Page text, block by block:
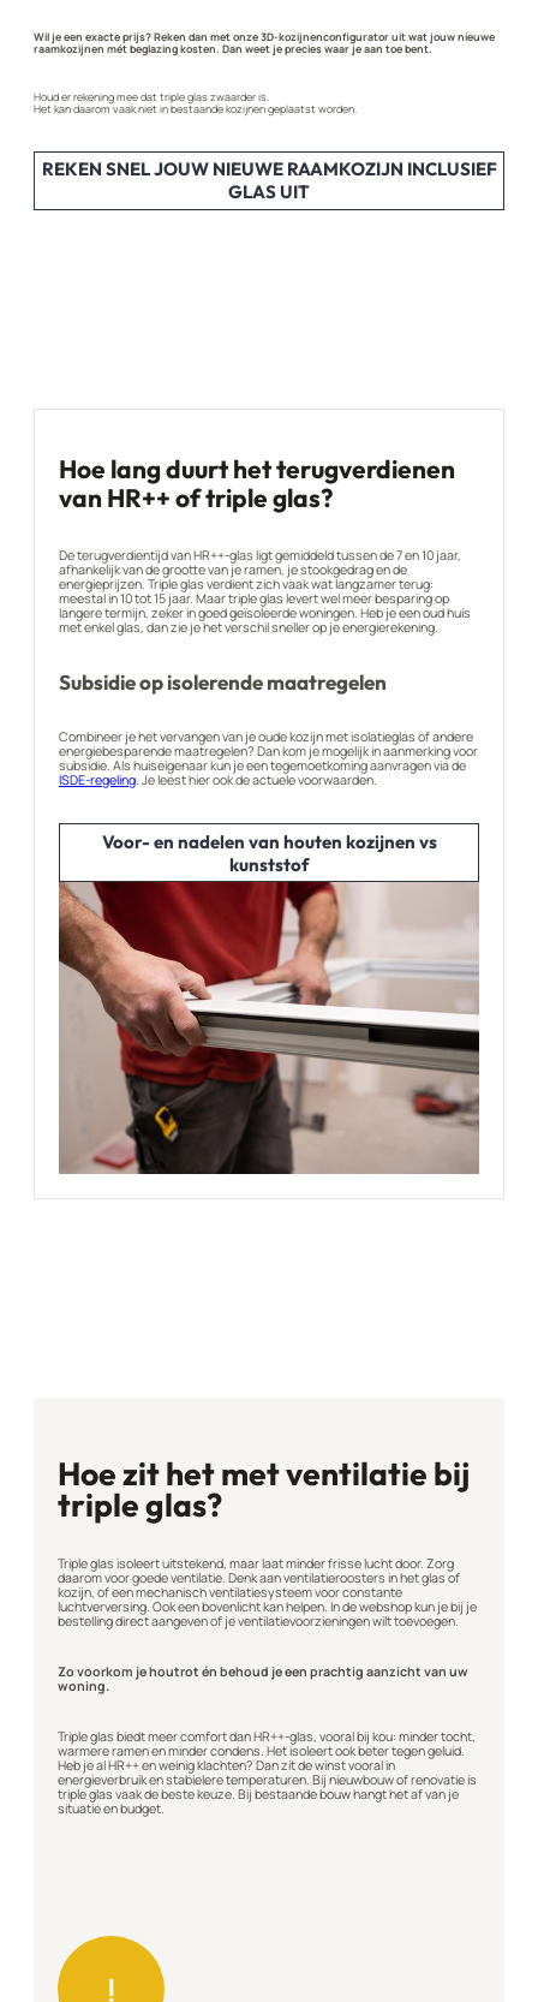
Wil je een exacte prijs? Reken dan met onze 3D-kozijnenconfigurator uit wat jouw nieuwe
raamkozijnen mét beglazing kosten. Dan weet je precies waar je aan toe bent.
Houd er rekening mee dat triple glas zwaarder is.
Het kan daarom vaak niet in bestaande kozijnen geplaatst worden.
REKEN SNEL JOUW NIEUWE RAAMKOZIJN INCLUSIEF
GLAS UIT
Hoe lang duurt het terugverdienen
van HR++ of triple glas?
De terugverdientijd van HR++-glas ligt gemiddeld tussen de 7 en 10 jaar,
afhankelijk van de grootte van je ramen, je stookgedrag en de
energieprijzen. Triple glas verdient zich vaak wat langzamer terug:
meestal in 10 tot 15 jaar. Maar triple glas levert wel meer besparing op
langere termijn, zeker in goed geïsoleerde woningen. Heb je een oud huis
met enkel glas, dan zie je het verschil sneller op je energierekening.
Subsidie op isolerende maatregelen
Combineer je het vervangen van je oude kozijn met isolatieglas of andere
energiebesparende maatregelen? Dan kom je mogelijk in aanmerking voor
subsidie. Als huiseigenaar kun je een tegemoetkoming aanvragen via de
ISDE-regeling. Je leest hier ook de actuele voorwaarden.
Voor- en nadelen van houten kozijnen vs
kunststof
Hoe zit het met ventilatie bij
triple glas?
Triple glas isoleert uitstekend, maar laat minder frisse lucht door. Zorg
daarom voor goede ventilatie. Denk aan ventilatieroosters in het glas of
kozijn, of een mechanisch ventilatiesysteem voor constante
luchtverversing. Ook een bovenlicht kan helpen. In de webshop kun je bij je
bestelling direct aangeven of je ventilatievoorzieningen wilt toevoegen.
Zo voorkom je houtrot én behoud je een prachtig aanzicht van uw
woning.
Triple glas biedt meer comfort dan HR++-glas, vooral bij kou: minder tocht,
warmere ramen en minder condens. Het isoleert ook beter tegen geluid.
Heb je al HR++ en weinig klachten? Dan zit de winst vooral in
energieverbruik en stabielere temperaturen. Bij nieuwbouw of renovatie is
triple glas vaak de beste keuze. Bij bestaande bouw hangt het af van je
situatie en budget.
!